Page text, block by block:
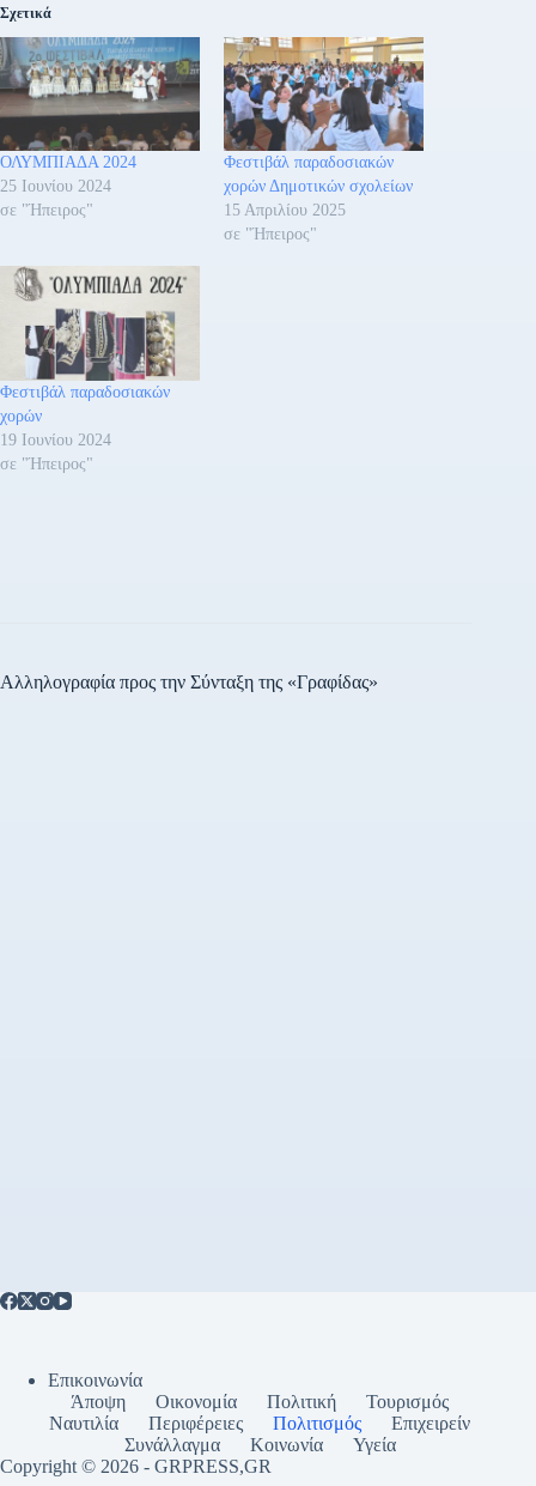
Σχετικά
ΟΛΥΜΠΙΑΔΑ 2024
25 Ιουνίου 2024
σε "Ήπειρος"
Φεστιβάλ παραδοσιακών
χορών Δημοτικών σχολείων
15 Απριλίου 2025
σε "Ήπειρος"
Φεστιβάλ παραδοσιακών
χορών
19 Ιουνίου 2024
σε "Ήπειρος"
Αλληλογραφία προς την Σύνταξη της «Γραφίδας»
Επικοινωνία
Άποψη
Οικονομία Πολιτική
Τουρισμός
Ναυτιλία
Περιφέρειες Πολιτισμός
Επιχειρείν
Συνάλλαγμα
Κοινωνία
Υγεία
Copyright © 2026 - GRPRESS,GR